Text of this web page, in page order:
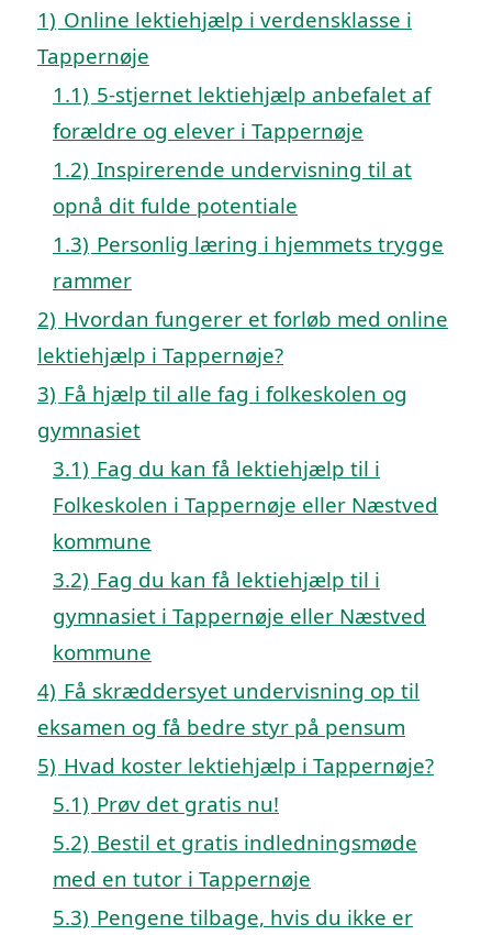
1) Online lektiehjælp i verdensklasse i
Tappernøje
1.1) 5-stjernet lektiehjælp anbefalet af
forældre og elever i Tappernøje
1.2) Inspirerende undervisning til at
opnå dit fulde potentiale
1.3) Personlig læring i hjemmets trygge
rammer
2) Hvordan fungerer et forløb med online
lektiehjælp i Tappernøje?
3) Få hjælp til alle fag i folkeskolen og
gymnasiet
3.1) Fag du kan få lektiehjælp til i
Folkeskolen i Tappernøje eller Næstved
kommune
3.2) Fag du kan få lektiehjælp til i
gymnasiet i Tappernøje eller Næstved
kommune
4) Få skræddersyet undervisning op til
eksamen og få bedre styr på pensum
5) Hvad koster lektiehjælp i Tappernøje?
5.1) Prøv det gratis nu!
5.2) Bestil et gratis indledningsmøde
med en tutor i Tappernøje
5.3) Pengene tilbage, hvis du ikke er